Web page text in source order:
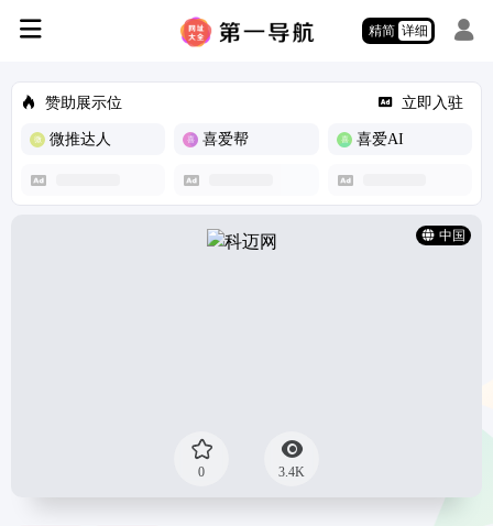
精简 详细
赞助展示位 立即入驻
微推达人 喜爱帮 喜爱AI
中国
0 3.4K